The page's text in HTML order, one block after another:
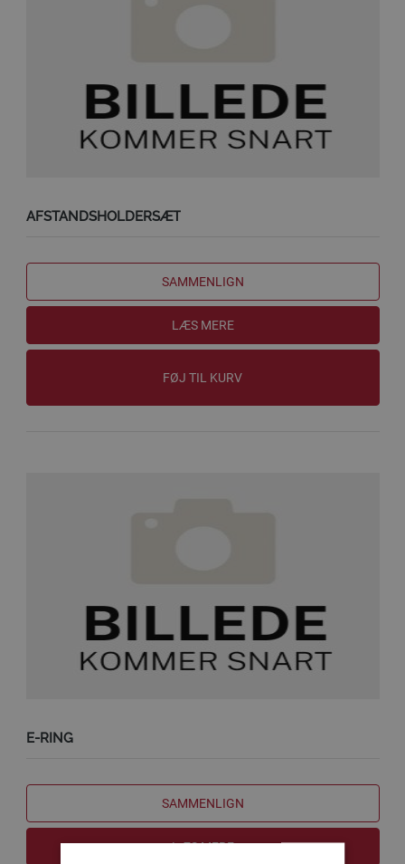
AFSTANDSHOLDERSÆT
SAMMENLIGN
LÆS MERE
FØJ TIL KURV
E-RING
SAMMENLIGN
LÆS MERE